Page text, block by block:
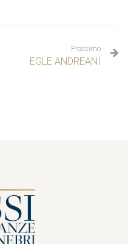
Prossimo
EGLE ANDREANI